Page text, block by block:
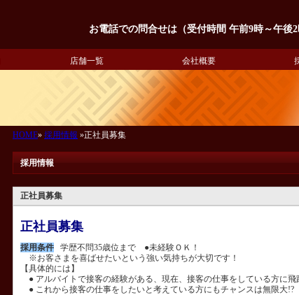
お電話での問合せは（受付時間 午前9時～午後
店舗一覧 会社概要
HOME» 採用情報 »正社員募集
採用情報
正社員募集
正社員募集
採用条件
学歴不問35歳位まで ●未経験ＯＫ！
※お客さまを喜ばせたいという強い気持ちが大切です！
【具体的には】
● アルバイトで接客の経験がある、現在、接客の仕事をしている方に飛
● これから接客の仕事をしたいと考えている方にもチャンスは無限大!?